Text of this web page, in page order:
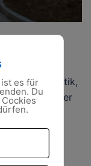
unsere Logistik,
Hilfsgüter
es für
Du